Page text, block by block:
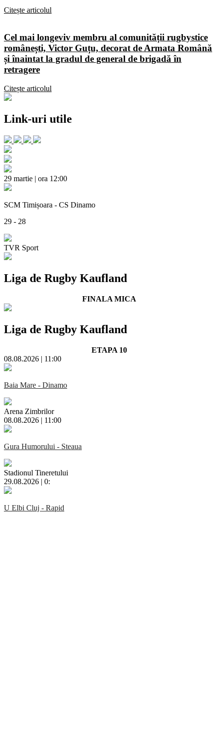
Citește articolul
Cel mai longeviv membru al comunității rugbystice
românești, Victor Guțu, decorat de Armata Română
și înaintat la gradul de general de brigadă în
retragere
Citește articolul
Link-uri utile
29 martie | ora 12:00
SCM Timișoara - CS Dinamo
29 - 28
TVR Sport
Liga de Rugby Kaufland
FINALA MICA
Liga de Rugby Kaufland
ETAPA 10
08.08.2026 | 11:00
Baia Mare - Dinamo
Arena Zimbrilor
08.08.2026 | 11:00
Gura Humorului - Steaua
Stadionul Tineretului
29.08.2026 | 0:
U Elbi Cluj - Rapid